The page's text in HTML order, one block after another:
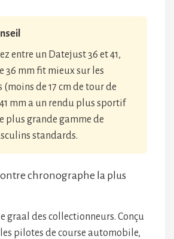
entre un Datejust 36 et 41,
36 mm fit mieux sur les
de 17 cm de tour de
mm a un rendu plus sportif
plus grande gamme de
standards.
chronographe la plus
graal des collectionneurs. Conçu
pilotes de course automobile,